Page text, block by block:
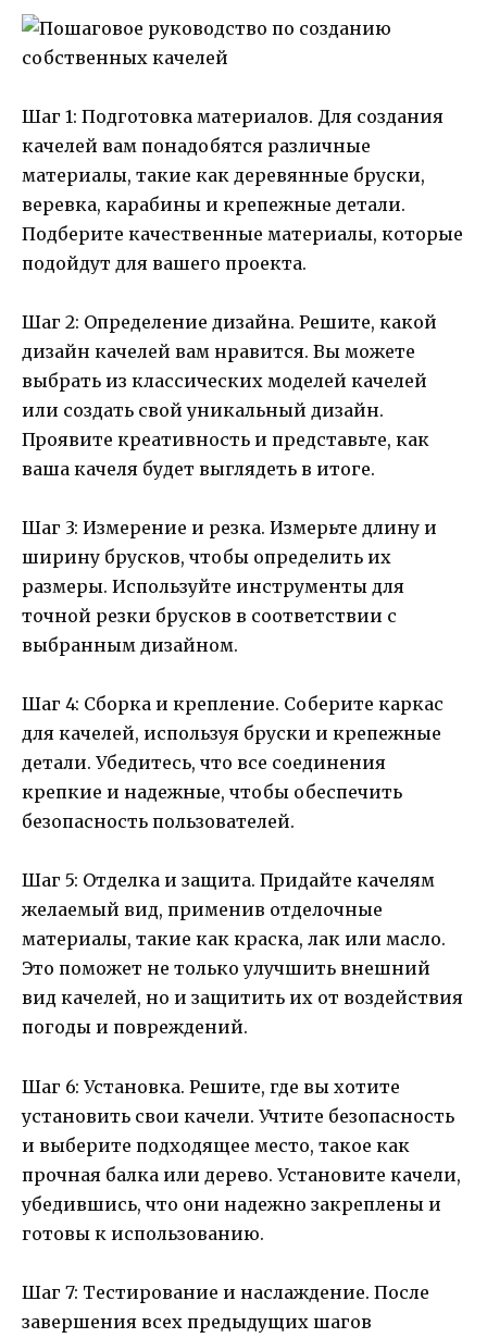
Шаг 1: Подготовка материалов. Для создания
качелей вам понадобятся различные
материалы, такие как деревянные бруски,
веревка, карабины и крепежные детали.
Подберите качественные материалы, которые
подойдут для вашего проекта.
Шаг 2: Определение дизайна. Решите, какой
дизайн качелей вам нравится. Вы можете
выбрать из классических моделей качелей
или создать свой уникальный дизайн.
Проявите креативность и представьте, как
ваша качеля будет выглядеть в итоге.
Шаг 3: Измерение и резка. Измерьте длину и
ширину брусков, чтобы определить их
размеры. Используйте инструменты для
точной резки брусков в соответствии с
выбранным дизайном.
Шаг 4: Сборка и крепление. Соберите каркас
для качелей, используя бруски и крепежные
детали. Убедитесь, что все соединения
крепкие и надежные, чтобы обеспечить
безопасность пользователей.
Шаг 5: Отделка и защита. Придайте качелям
желаемый вид, применив отделочные
материалы, такие как краска, лак или масло.
Это поможет не только улучшить внешний
вид качелей, но и защитить их от воздействия
погоды и повреждений.
Шаг 6: Установка. Решите, где вы хотите
установить свои качели. Учтите безопасность
и выберите подходящее место, такое как
прочная балка или дерево. Установите качели,
убедившись, что они надежно закреплены и
готовы к использованию.
Шаг 7: Тестирование и наслаждение. После
завершения всех предыдущих шагов